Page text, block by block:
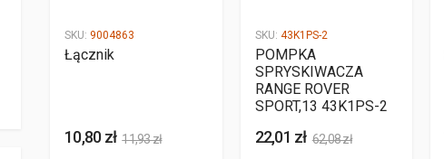
SKU: 9004863
Łącznik
10,80 zł 11,93 zł
SKU: 43K1PS-2
POMPKA
SPRYSKIWACZA
RANGE ROVER
SPORT,13 43K1PS-2
22,01 zł 62,08 zł